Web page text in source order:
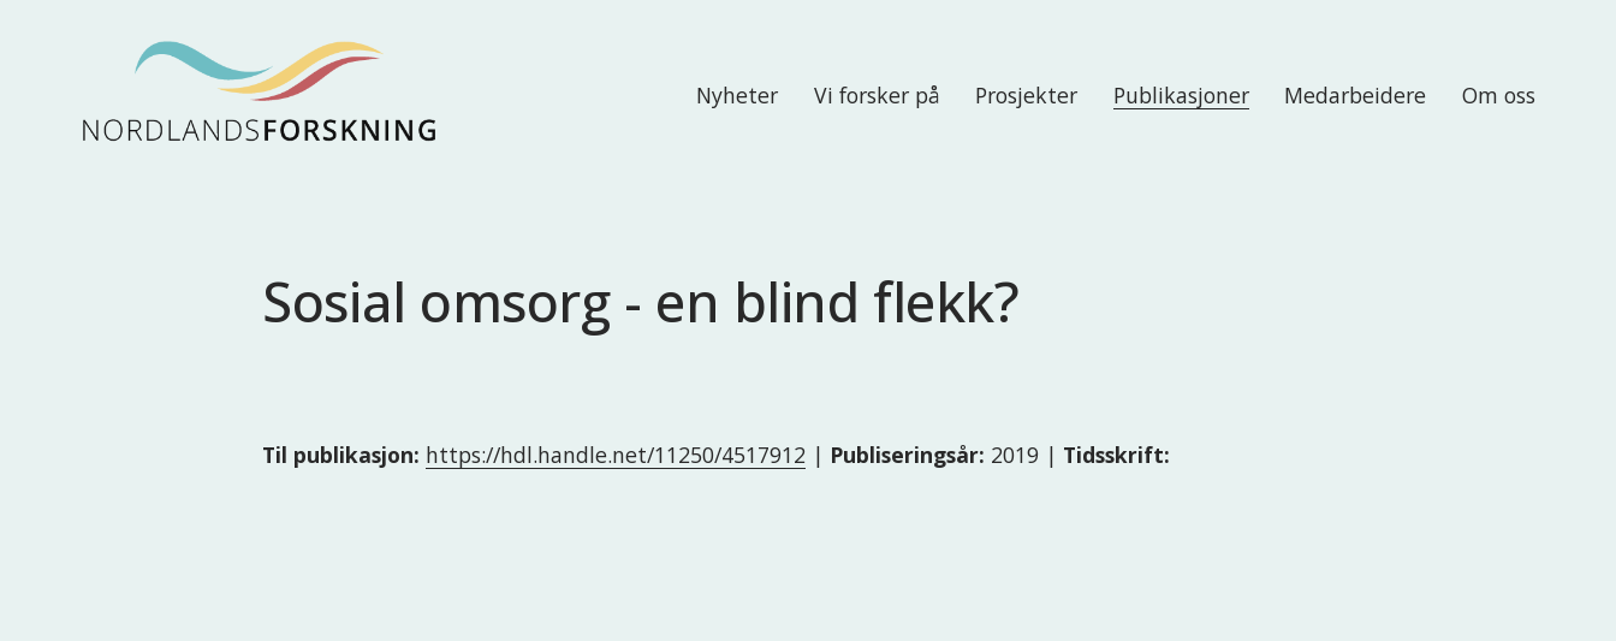
Nyheter Vi forsker på Prosjekter Publikasjoner Medarbeidere Om oss
Sosial omsorg - en blind flekk?
Til publikasjon: https://hdl.handle.net/11250/4517912 | Publiseringsår: 2019 | Tidsskrift: